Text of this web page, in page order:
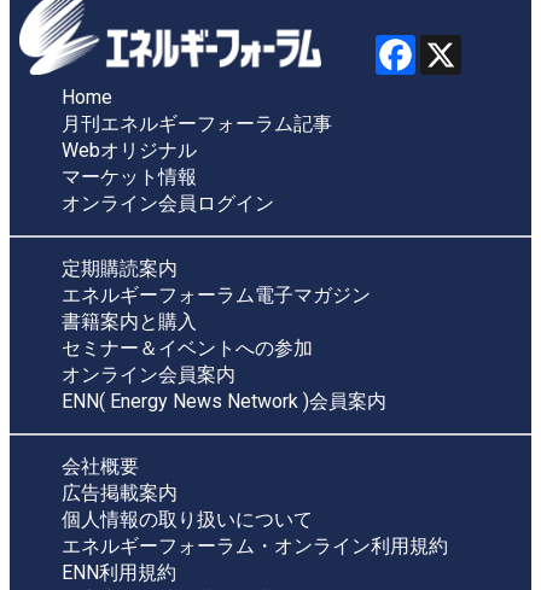
Home
月刊エネルギーフォーラム記事
Webオリジナル
マーケット情報
オンライン会員ログイン
定期購読案内
エネルギーフォーラム電子マガジン
書籍案内と購入
セミナー＆イベントへの参加
オンライン会員案内
ENN( Energy News Network )会員案内
会社概要
広告掲載案内
個人情報の取り扱いについて
エネルギーフォーラム・オンライン利用規約
ENN利用規約